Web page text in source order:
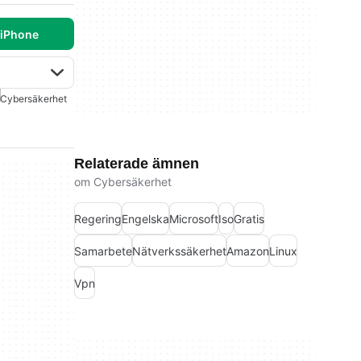
Cybersäkerhet
Relaterade ämnen
om Cybersäkerhet
RegeringEngelskaMicrosoftIsoGratis
SamarbeteNätverkssäkerhetAmazonLinux
Vpn